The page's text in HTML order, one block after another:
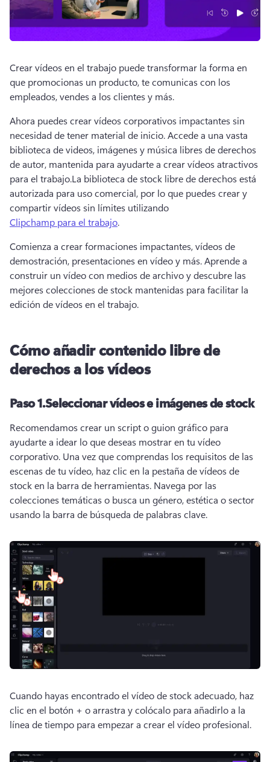
Crear vídeos en el trabajo puede transformar la forma en
que promocionas un producto, te comunicas con los
empleados, vendes a los clientes y más.
Ahora puedes crear vídeos corporativos impactantes sin
necesidad de tener material de inicio. Accede a una vasta
biblioteca de videos, imágenes y música libres de derechos
de autor, mantenida para ayudarte a crear vídeos atractivos
para el trabajo.La biblioteca de stock libre de derechos está
autorizada para uso comercial, por lo que puedes crear y
compartir vídeos sin límites utilizando
Clipchamp para el trabajo.
Comienza a crear formaciones impactantes, vídeos de
demostración, presentaciones en vídeo y más. Aprende a
construir un vídeo con medios de archivo y descubre las
mejores colecciones de stock mantenidas para facilitar la
edición de vídeos en el trabajo.
Cómo añadir contenido libre de
derechos a los vídeos
Paso 1.Seleccionar vídeos e imágenes de stock
Recomendamos crear un script o guion gráfico para
ayudarte a idear lo que deseas mostrar en tu vídeo
corporativo. Una vez que comprendas los requisitos de las
escenas de tu vídeo, haz clic en la pestaña de vídeos de
stock en la barra de herramientas. Navega por las
colecciones temáticas o busca un género, estética o sector
usando la barra de búsqueda de palabras clave.
Cuando hayas encontrado el vídeo de stock adecuado, haz
clic en el botón + o arrastra y colócalo para añadirlo a la
línea de tiempo para empezar a crear el vídeo profesional.